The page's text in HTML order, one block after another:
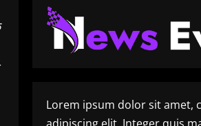
Lorem ipsum dolor sit amet,
adipiscing elit. Integer quis